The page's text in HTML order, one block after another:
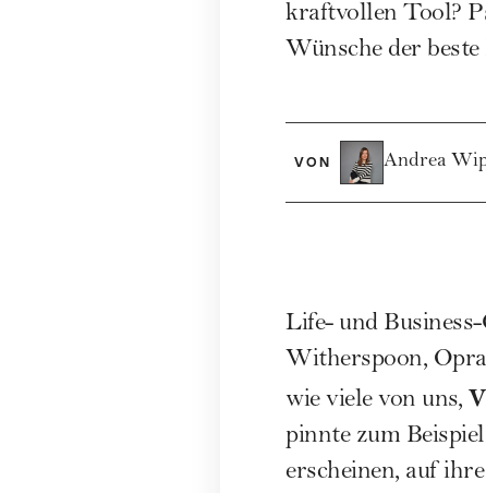
kraftvollen Tool?
Wünsche der
VON Andrea
Life- und Business-
Witherspoon,
wie viele von uns,
pinnte zum
erscheinen, auf